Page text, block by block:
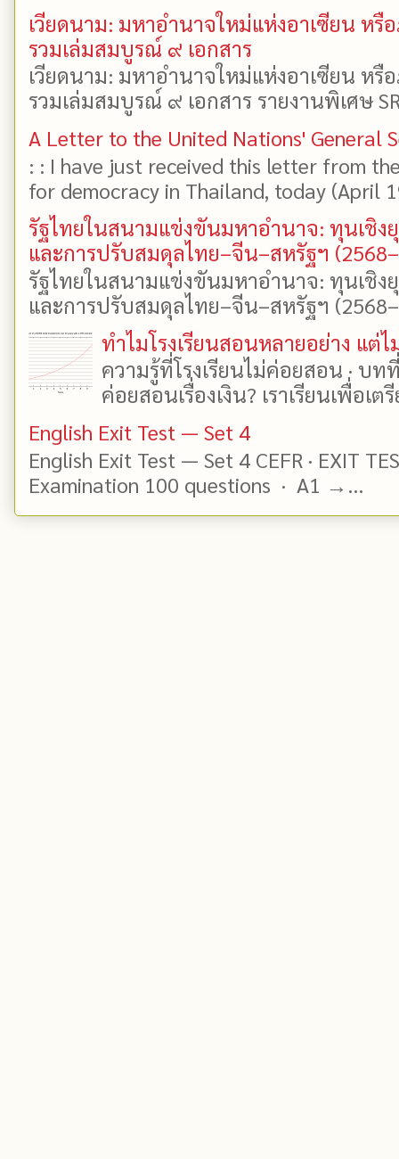
เวียดนาม: มหาอำนาจใหม่แห่งอาเซียน ห
รวมเล่มสมบูรณ์ ๙ เอกสาร
เวียดนาม: มหาอำนาจใหม่แห่งอาเซียน ห
รวมเล่มสมบูรณ์ ๙ เอกสาร รายงานพิเศษ
A Letter to the United Nations' General
: : I have just received this letter from
for democracy in Thailand, today (April
รัฐไทยในสนามแข่งขันมหาอำนาจ: ทุนเชิง
และการปรับสมดุลไทย–จีน–สหรัฐฯ
รัฐไทยในสนามแข่งขันมหาอำนาจ: ทุนเชิง
และการปรับสมดุลไทย–จีน–สหรัฐฯ
ทำไมโรงเรียนสอนหลายอย่าง แต่ไ
ความรู้ที่โรงเรียนไม่ค่อยสอน · บ
ค่อยสอนเรื่องเงิน? เราเรียนเพื่อเต
English Exit Test — Set 4
English Exit Test — Set 4 CEFR · EXIT
Examination 100 questions · A1 →...